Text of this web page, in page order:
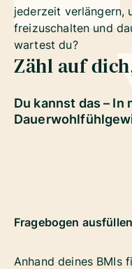
jederzeit verlängern,
freizuschalten und
wartest du?
Zähl auf
Du kannst das –
Fragebogen
Anhand deines BMIs